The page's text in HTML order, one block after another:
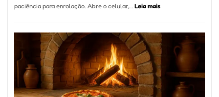
paciência para enrolação. Abre o celular,…Leia mais:
Encontrar
um
Bom
Lugar
para
Comer?